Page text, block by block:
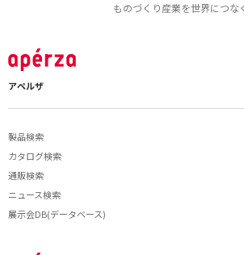
ものづくり産業を世界につな
アペルザ
製品検索
カタログ検索
通販検索
ニュース検索
展示会DB(データベース)